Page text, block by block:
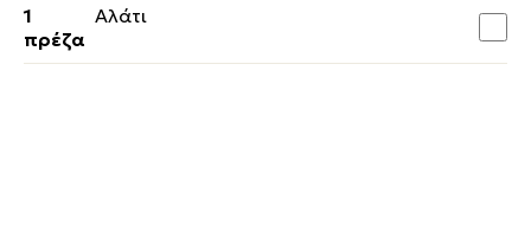
1
πρέζα
Αλάτι